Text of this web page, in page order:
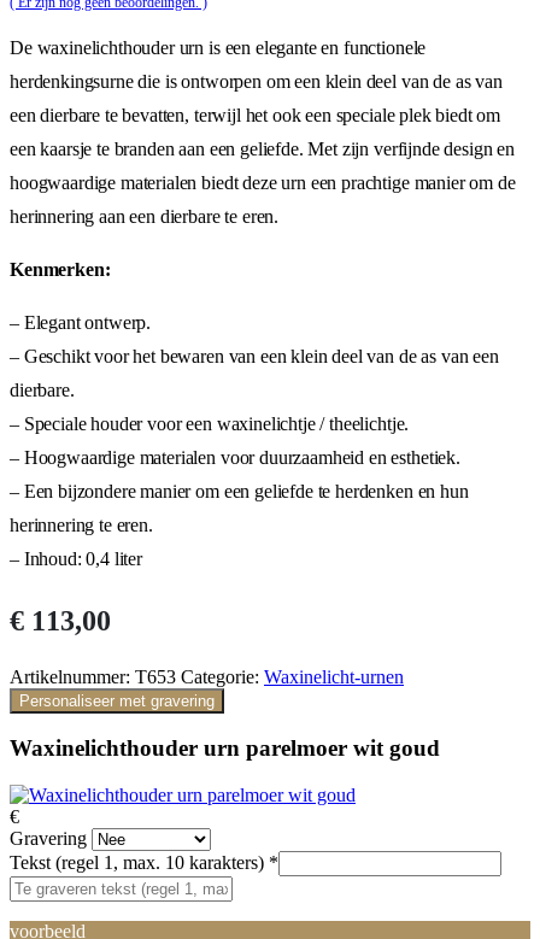
De waxinelichthouder urn is een elegante en functionele
herdenkingsurne die is ontworpen om een klein deel van de as van
een dierbare te bevatten, terwijl het ook een speciale plek biedt om
een kaarsje te branden aan een geliefde. Met zijn verfijnde design en
hoogwaardige materialen biedt deze urn een prachtige manier om de
herinnering aan een dierbare te eren.
Kenmerken:
– Elegant ontwerp.
– Geschikt voor het bewaren van een klein deel van de as van een
dierbare.
– Speciale houder voor een waxinelichtje / theelichtje.
– Hoogwaardige materialen voor duurzaamheid en esthetiek.
– Een bijzondere manier om een geliefde te herdenken en hun
herinnering te eren.
– Inhoud: 0,4 liter
€ 113,00
Artikelnummer: T653 Categorie: Waxinelicht-urnen
Personaliseer met gravering
Waxinelichthouder urn parelmoer wit goud
€
Gravering
Tekst (regel 1, max. 10 karakters) *
voorbeeld